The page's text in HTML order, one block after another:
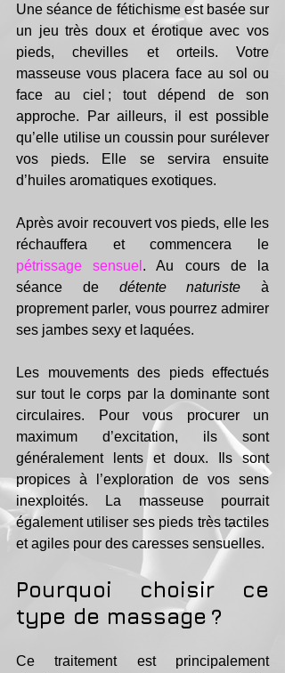
Une séance de fétichisme est basée sur
un jeu très doux et érotique avec vos
pieds, chevilles et orteils. Votre
masseuse vous placera face au sol ou
face au ciel ; tout dépend de son
approche. Par ailleurs, il est possible
qu’elle utilise un coussin pour surélever
vos pieds. Elle se servira ensuite
d’huiles aromatiques exotiques.
Après avoir recouvert vos pieds, elle les
pétrissage sensuel . Au cours de la
séance de détente naturiste à
proprement parler, vous pourrez admirer
ses jambes sexy et laquées.
Les mouvements des pieds effectués
sur tout le corps par la dominante sont
circulaires. Pour vous procurer un
maximum d’excitation, ils sont
généralement lents et doux. Ils sont
propices à l’exploration de vos sens
inexploités. La masseuse pourrait
également utiliser ses pieds très tactiles
et agiles pour des caresses sensuelles.
Pourquoi choisir ce
type de massage ?
Ce traitement est principalement